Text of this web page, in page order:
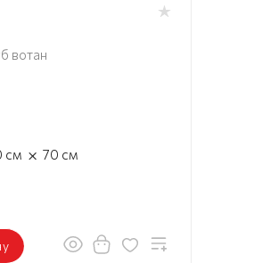
вотан
см × 70 см